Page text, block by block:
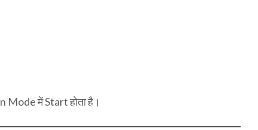
में Start होता है।